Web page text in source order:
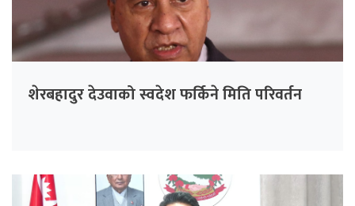
शेरबहादुर देउवाको स्वदेश फर्किने मिति परिवर्तन